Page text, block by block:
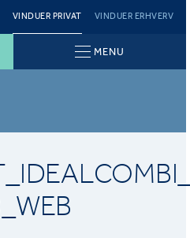
VINDUER PRIVAT VINDUER ERHVERV
MENU